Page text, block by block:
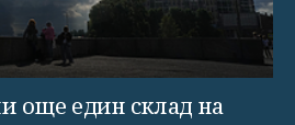
още един склад на